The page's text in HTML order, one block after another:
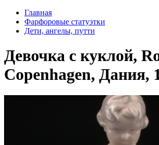
Главная
Фарфоровые статуэтки
Дети, ангелы, путти
Девочка с куклой,
Copenhagen, Дания,